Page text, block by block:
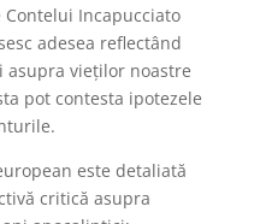
Incapucciato
adesea reflectând
vieților noastre
pot contesta ipotezele
este detaliată
critică asupra